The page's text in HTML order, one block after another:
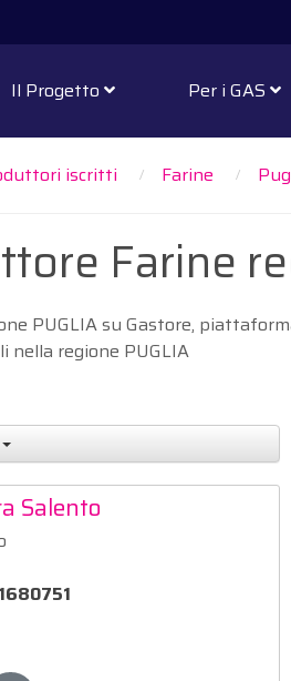
Il Progetto Per i GAS
iscritti Farine
Farine
PUGLIA su Gastore,
regione PUGLIA
Salento